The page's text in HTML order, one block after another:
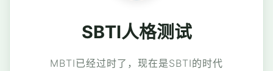
SBTI人格测试
MBTI已经过时了，现在是SBTI的时代